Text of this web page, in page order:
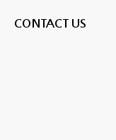
CONTACT US